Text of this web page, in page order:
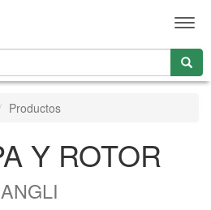
Productos
Y ROTOR
ANGLI